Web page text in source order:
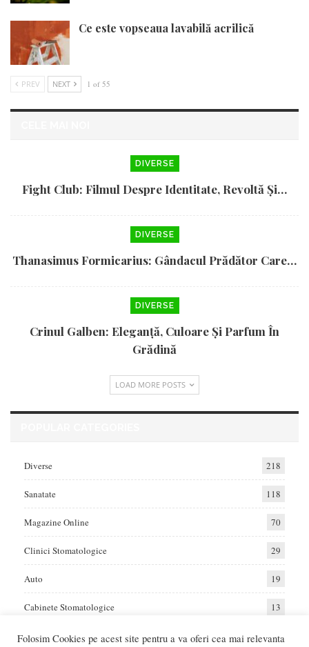
Ce este vopseaua lavabilă acrilică
PREV NEXT 1 of 55
DIVERSE
Fight Club: Filmul Despre Identitate, Revoltă Și…
DIVERSE
Thanasimus Formicarius: Gândacul Prădător Care…
DIVERSE
Crinul Galben: Eleganță, Culoare Și Parfum În
Grădină
LOAD MORE POSTS
Diverse 218
Sanatate 118
Magazine Online 70
Clinici Stomatologice 29
Auto 19
Cabinete Stomatologice 13
Folosim Cookies pe acest site pentru a va oferi cea mai relevanta